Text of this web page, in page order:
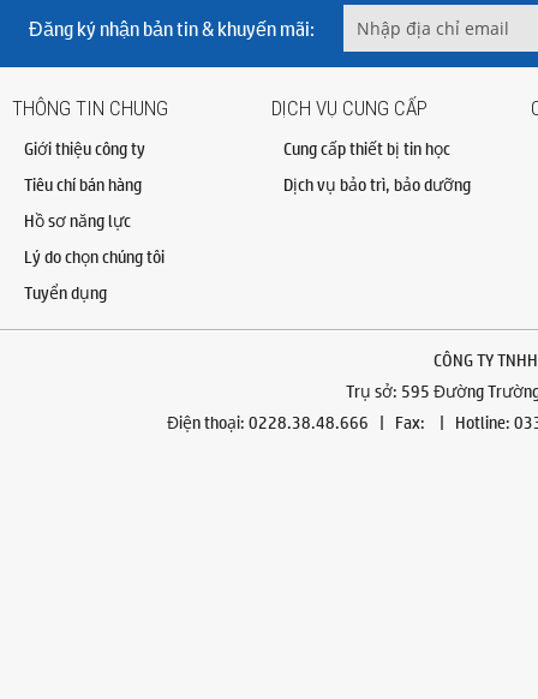
Đăng ký nhận bản tin & khuyến mãi:
THÔNG TIN CHUNG
Giới thiệu công ty
Tiêu chí bán hàng
Hồ sơ năng lực
Lý do chọn chúng tôi
Tuyển dụng
DỊCH VỤ CUNG CẤP
Cung cấp thiết bị tin học
Dịch vụ bảo trì, bảo dưỡng
CÔNG TY
Trụ sở: 595 Đường
Điện thoại: 0228.38.48.666 | Fax: | Hotline: